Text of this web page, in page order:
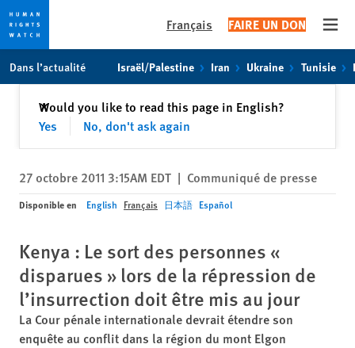
toto
content
Français FAIRE UN DON
Dans l’actualité Israël/Palestine Iran Ukraine Tunisie
Would you like to read this page in English?
Yes
No, don't ask again
✕Fermer
27 octobre 2011 3:15AM EDT | Communiqué de presse
Disponible en English Français 日本語 Español
Kenya : Le sort des personnes «
disparues » lors de la répression de
l’insurrection doit être mis au jour
La Cour pénale internationale devrait étendre son
enquête au conflit dans la région du mont Elgon